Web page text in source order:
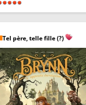
Tel père, telle fille (?)